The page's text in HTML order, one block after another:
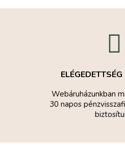
Webáruházunkban
30 napos